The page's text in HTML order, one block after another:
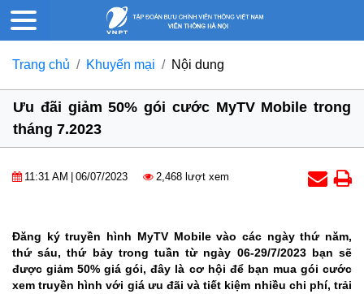
Trang chủ Khuyến mại Nội dung
Ưu đãi giảm 50% gói cước MyTV Mobile trong
tháng 7.2023
11:31 AM 06/07/2023 2,468 lượt xem
Đăng ký truyền hình MyTV Mobile vào các ngày thứ năm,
thứ sáu, thứ bảy trong tuần từ ngày 06-29/7/2023 bạn sẽ
được giảm 50% giá gói, đây là cơ hội để bạn mua gói cước
xem truyền hình với giá ưu đãi và tiết kiệm nhiều chi phí, trải